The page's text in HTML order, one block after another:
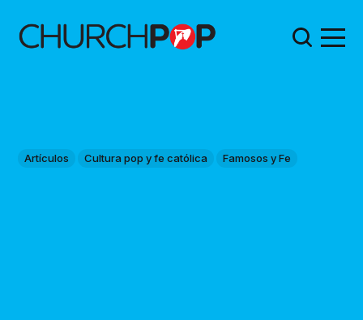
Artículos Cultura pop y fe católica Famosos y Fe